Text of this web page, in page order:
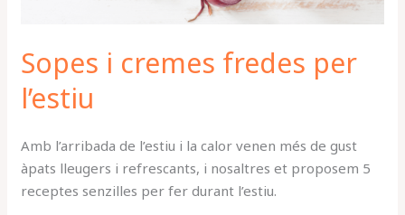
Sopes i cremes fredes per
l’estiu
Amb l’arribada de l’estiu i la calor venen més de gust
àpats lleugers i refrescants, i nosaltres et proposem 5
receptes senzilles per fer durant l’estiu.